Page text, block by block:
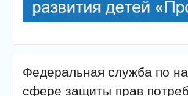
Федеральная служба по
сфере защиты прав